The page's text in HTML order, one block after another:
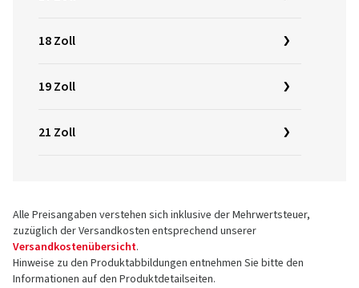
18 Zoll
19 Zoll
21 Zoll
Alle Preisangaben verstehen sich inklusive der Mehrwertsteuer,
zuzüglich der Versandkosten entsprechend unserer
Versandkostenübersicht.
Hinweise zu den Produktabbildungen entnehmen Sie bitte den
Informationen auf den Produktdetailseiten.